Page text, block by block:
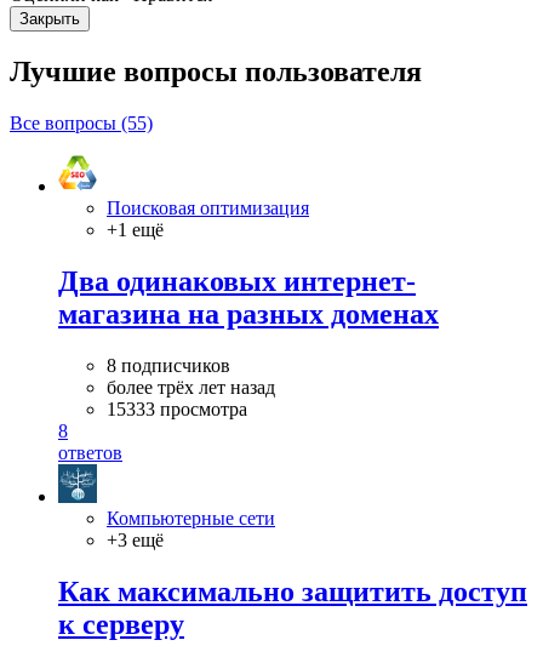
Закрыть
Лучшие вопросы пользователя
Все вопросы (55)
Поисковая оптимизация
+1 ещё
Два одинаковых интернет-
магазина на разных доменах
8 подписчиков
более трёх лет назад
15333 просмотра
8
ответов
Компьютерные сети
+3 ещё
Как максимально защитить доступ
к серверу